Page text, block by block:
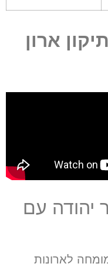
ארון
יהודה עם
לארונות